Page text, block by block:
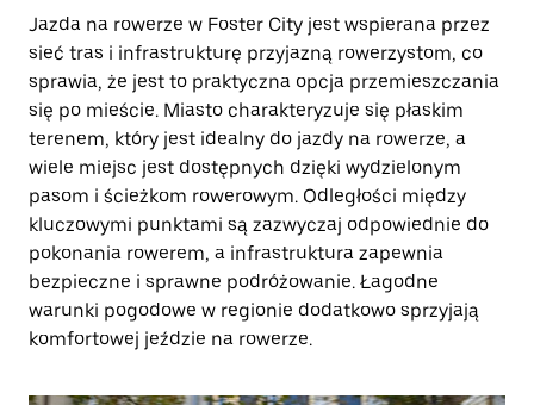
Jazda na rowerze w Foster City jest wspierana przez
sieć tras i infrastrukturę przyjazną rowerzystom, co
sprawia, że jest to praktyczna opcja przemieszczania
się po mieście. Miasto charakteryzuje się płaskim
terenem, który jest idealny do jazdy na rowerze, a
wiele miejsc jest dostępnych dzięki wydzielonym
pasom i ścieżkom rowerowym. Odległości między
kluczowymi punktami są zazwyczaj odpowiednie do
pokonania rowerem, a infrastruktura zapewnia
bezpieczne i sprawne podróżowanie. Łagodne
warunki pogodowe w regionie dodatkowo sprzyjają
komfortowej jeździe na rowerze.